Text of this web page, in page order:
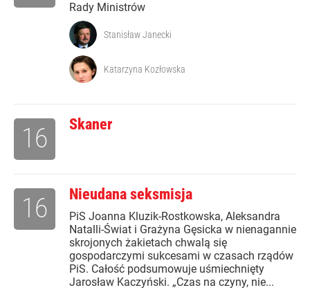
Rady Ministrów
Stanisław Janecki
Katarzyna Kozłowska
Skaner
16
Nieudana seksmisja
PiS Joanna Kluzik-Rostkowska, Aleksandra
Natalli-Świat i Grażyna Gęsicka w nienagannie
skrojonych żakietach chwalą się
gospodarczymi sukcesami w czasach rządów
PiS. Całość podsumowuje uśmiechnięty
Jarosław Kaczyński. „Czas na czyny, nie...
16